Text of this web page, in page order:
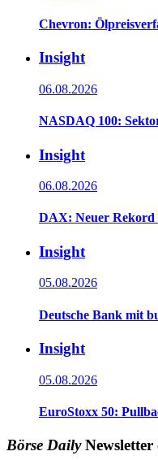
Chevron:
Insight
06.08.2026
NASDAQ 100:
Insight
06.08.2026
DAX: Neuer Rekord
Insight
05.08.2026
Deutsche Bank mit
Insight
05.08.2026
EuroStoxx 50:
Börse DailyNewsletter